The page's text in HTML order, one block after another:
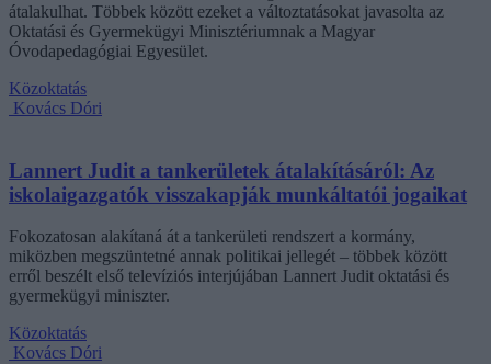
átalakulhat. Többek között ezeket a változtatásokat javasolta az
Oktatási és Gyermekügyi Minisztériumnak a Magyar
Óvodapedagógiai Egyesület.
Közoktatás
Kovács Dóri
Lannert Judit a tankerületek átalakításáról: Az
iskolaigazgatók visszakapják munkáltatói jogaikat
Fokozatosan alakítaná át a tankerületi rendszert a kormány,
miközben megszüntetné annak politikai jellegét – többek között
erről beszélt első televíziós interjújában Lannert Judit oktatási és
gyermekügyi miniszter.
Közoktatás
Kovács Dóri